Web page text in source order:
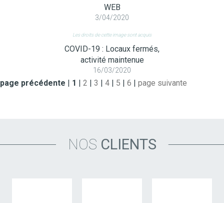
WEB
3/04/2020
Les droits de cette image sont acquis
COVID-19 : Locaux fermés,
activité maintenue
16/03/2020
page précédente | 1 | 2 | 3 | 4 | 5 | 6 | page suivante
NOS CLIENTS